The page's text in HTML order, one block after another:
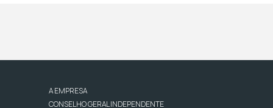
A EMPRESA
CONSELHO GERAL INDEPENDENTE